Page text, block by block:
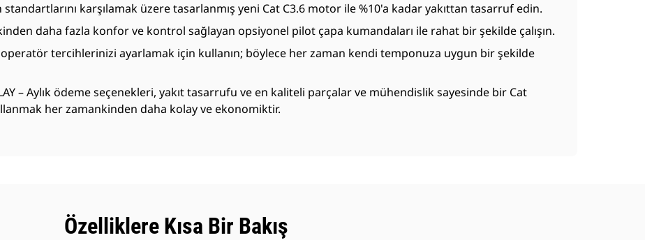
standartlarını karşılamak üzere tasarlanmış yeni Cat C3.6 motor ile %10'a kadar yakıttan tasarruf edin.
daha fazla konfor ve kontrol sağlayan opsiyonel pilot çapa kumandaları ile rahat bir şekilde çalışın.
operatör tercihlerinizi ayarlamak için kullanın; böylece her zaman kendi temponuza uygun bir şekilde
– Aylık ödeme seçenekleri, yakıt tasarrufu ve en kaliteli parçalar ve mühendislik sayesinde bir Cat
her zamankinden daha kolay ve ekonomiktir.
Özelliklere Kısa Bir Bakış